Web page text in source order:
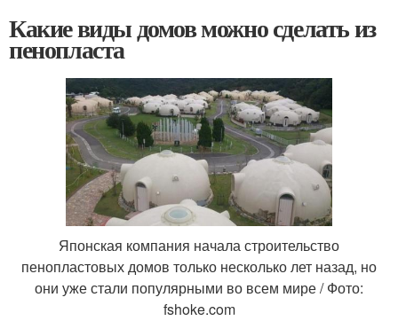
Какие виды домов можно сделать из
пенопласта
Японская компания начала строительство
пенопластовых домов только несколько лет назад, но
они уже стали популярными во всем мире / Фото:
fshoke.com